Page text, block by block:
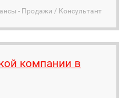
- Продажи / Консультант
компании в